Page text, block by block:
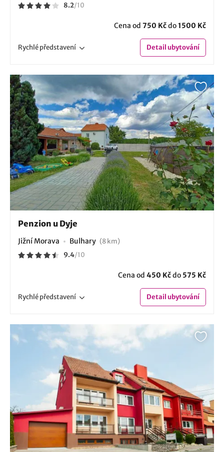
8.2/10
Cena od 750 Kčdo1500 Kč
Rychlépředstavení Detailubytování
Penzion u Dyje
Jižní Morava Bulhary (8 km)
9.4/10
Cena od 450 Kčdo 575 Kč
Rychlépředstavení Detailubytování